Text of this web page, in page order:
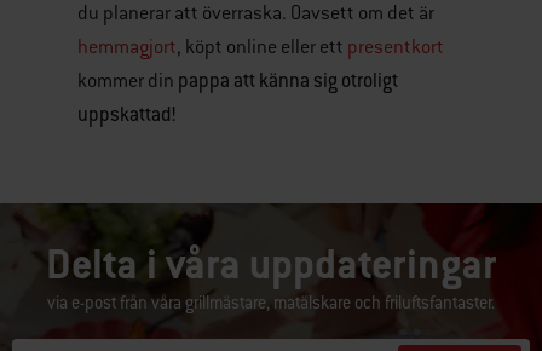
du planerar att överraska. Oavsett om det är
hemmagjort, köpt online eller ett presentkort
kommer din pappa att känna sig otroligt
uppskattad!
Delta i våra uppdateringar
via e-post från våra grillmästare, matälskare och friluftsfantaster.